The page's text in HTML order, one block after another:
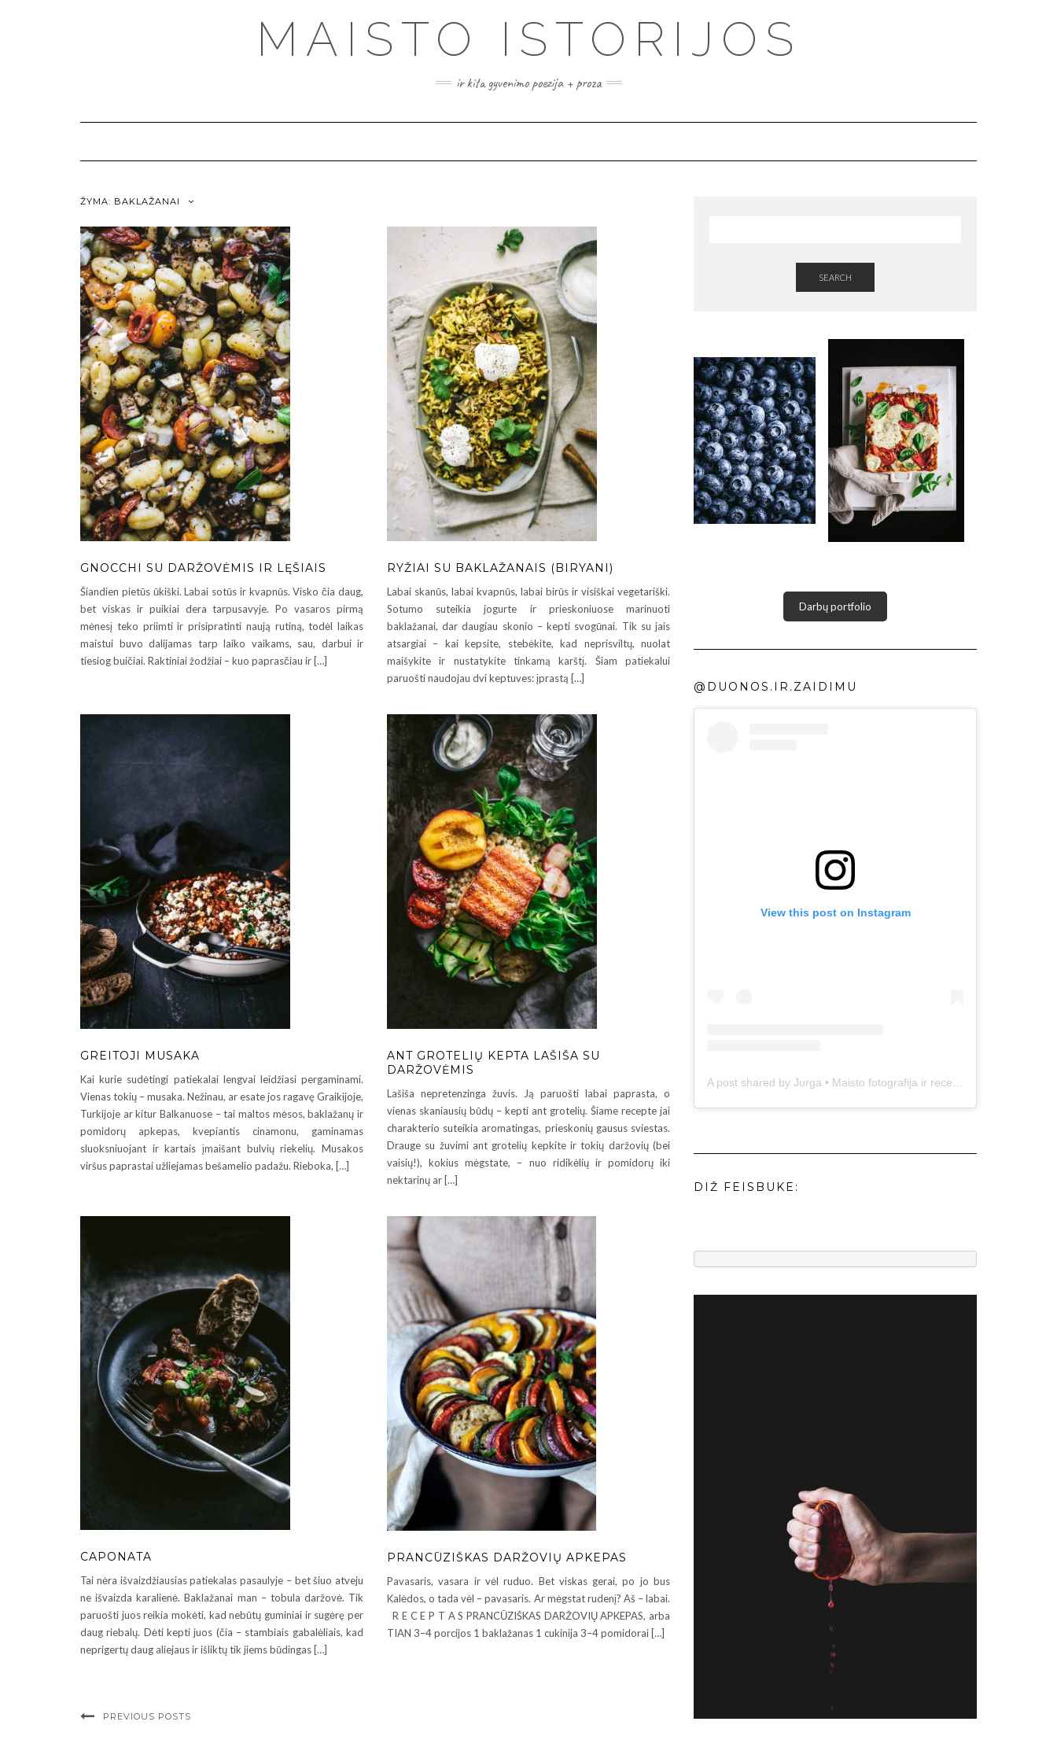
MAISTO ISTORIJOS
ir kita gyvenimo poezija + proza
ŽYMA: BAKLAŽANAI
GNOCCHI SU DARŽOVĖMIS IR LĘŠIAIS
Šiandien pietūs ūkiški. Labai sotūs ir kvapnūs. Visko čia daug,
bet viskas ir puikiai dera tarpusavyje. Po vasaros pirmą
mėnesį teko priimti ir prisipratinti naują rutiną, todėl laikas
maistui buvo dalijamas tarp laiko vaikams, sau, darbui ir
tiesiog buičiai. Raktiniai žodžiai – kuo paprasčiau ir […]
RYŽIAI SU BAKLAŽANAIS (BIRYANI)
Labai skanūs, labai kvapnūs, labai birūs ir visiškai vegetariški.
Sotumo suteikia jogurte ir prieskoniuose marinuoti
baklažanai, dar daugiau skonio – kepti svogūnai. Tik su jais
atsargiai – kai kepsite, stebėkite, kad neprisviltų, nuolat
maišykite ir nustatykite tinkamą karštį. Šiam patiekalui
paruošti naudojau dvi keptuves: įprastą […]
GREITOJI MUSAKA
Kai kurie sudėtingi patiekalai lengvai leidžiasi pergaminami.
Vienas tokių – musaka. Nežinau, ar esate jos ragavę Graikijoje,
Turkijoje ar kitur Balkanuose – tai maltos mėsos, baklažanų ir
pomidorų apkepas, kvepiantis cinamonu, gaminamas
sluoksniuojant ir kartais įmaišant bulvių riekelių. Musakos
viršus paprastai užliejamas bešamelio padažu. Rieboka, […]
ANT GROTELIŲ KEPTA LAŠIŠA SU
DARŽOVĖMIS
Lašiša nepretenzinga žuvis. Ją paruošti labai paprasta, o
vienas skaniausių būdų – kepti ant grotelių. Šiame recepte jai
charakterio suteikia aromatingas, prieskonių gausus sviestas.
Drauge su žuvimi ant grotelių kepkite ir tokių daržovių (bei
vaisių!), kokius mėgstate, – nuo ridikėlių ir pomidorų iki
nektarinų ar […]
CAPONATA
Tai nėra išvaizdžiausias patiekalas pasaulyje – bet šiuo atveju
ne išvaizda karalienė. Baklažanai man – tobula daržovė. Tik
paruošti juos reikia mokėti, kad nebūtų guminiai ir sugėrę per
daug riebalų. Dėti kepti juos (čia – stambiais gabalėliais, kad
neprigertų daug aliejaus ir išliktų tik jiems būdingas […]
PRANCŪZIŠKAS DARŽOVIŲ APKEPAS
Pavasaris, vasara ir vėl ruduo. Bet viskas gerai, po jo bus
Kalėdos, o tada vėl – pavasaris. Ar mėgstat rudenį? Aš – labai.
R E C E P T A S PRANCŪZIŠKAS DARŽOVIŲ APKEPAS, arba
TIAN 3–4 porcijos 1 baklažanas 1 cukinija 3–4 pomidorai […]
PREVIOUS POSTS
SEARCH
Darbų portfolio
@DUONOS.IR.ZAIDIMU
View this post on Instagram
DIŽ FEISBUKE: